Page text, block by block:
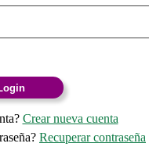
Crear nueva cuenta
Recuperar contraseña